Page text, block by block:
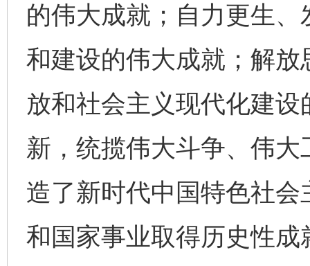
的伟大成就；自力更生
和建设的伟大成就；解
放和社会主义现代化建
新，统揽伟大斗争、伟
造了新时代中国特色社
和国家事业取得历史性